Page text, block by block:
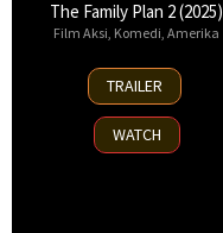
The Family Plan 2 (2025)
Film Aksi, Komedi, Amerika
11
Nov
2025
TRAILER
WATCH